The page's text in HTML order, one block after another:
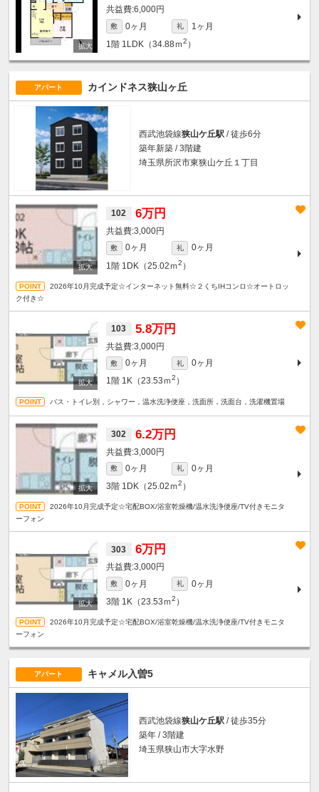
6,000円
敷 0ヶ月 礼
1ヶ月
1階 1LDK（34.88ｍ2 ）
アパート カインドネス狭山ヶ丘
西武池袋線狭山ケ丘駅 / 徒歩6分
築年新築 / 3階建
埼玉県所沢市東狭山ケ丘１丁目
102 6万円
3,000円
敷 0ヶ月 礼
0ヶ月
1階 1DK（25.02ｍ2 ）
2026年10月完成予定☆インターネット無料☆２くちIHコンロ☆オートロッ
ク付き☆
103 5.8万円
3,000円
敷 0ヶ月 礼
0ヶ月
1階 1K（23.53ｍ2 ）
バス・トイレ別，シャワー，温水洗浄便座，洗面所，洗面台，洗濯機置場
302 6.2万円
3,000円
敷 0ヶ月 礼
0ヶ月
3階 1DK（25.02ｍ2 ）
2026年10月完成予定☆宅配BOX/浴室乾燥機/温水洗浄便座/TV付きモニタ
ーフォン
303 6万円
3,000円
敷 0ヶ月 礼
0ヶ月
3階 1K（23.53ｍ2 ）
2026年10月完成予定☆宅配BOX/浴室乾燥機/温水洗浄便座/TV付きモニタ
ーフォン
アパート キャメル入曽5
西武池袋線狭山ケ丘駅 / 徒歩35分
築年 / 3階建
埼玉県狭山市大字水野